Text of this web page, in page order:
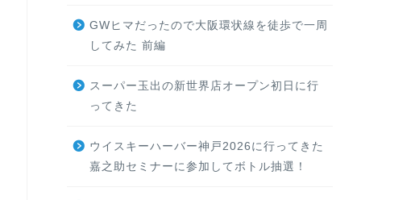
GWヒマだったので大阪環状線を徒歩で一周
してみた 前編
スーパー玉出の新世界店オープン初日に行
ってきた
ウイスキーハーバー神戸2026に行ってきた
嘉之助セミナーに参加してボトル抽選！